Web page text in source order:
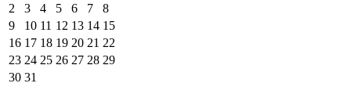
2
3 4 5 6 7
8
9
10 11 12 13 14 15
16 17 18 19 20 21 22
23 24 25 26 27 28 29
30 31